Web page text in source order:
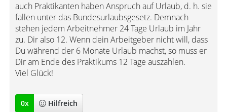
auch Praktikanten haben Anspruch auf Urlaub, d. h. sie
fallen unter das Bundesurlaubsgesetz. Demnach
stehen jedem Arbeitnehmer 24 Tage Urlaub im Jahr
zu. Dir also 12. Wenn dein Arbeitgeber nicht will, dass
Du während der 6 Monate Urlaub machst, so muss er
Dir am Ende des Praktikums 12 Tage auszahlen.
Viel Glück!
0x Hilfreich